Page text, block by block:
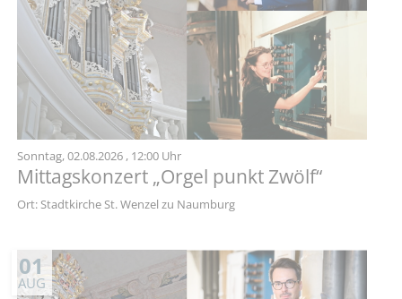
Sonntag,02.08.2026 , 12:00 Uhr
Mittagskonzert „Orgel punkt Zwölf“
Ort: Stadtkirche St. Wenzel zu Naumburg
01
AUG